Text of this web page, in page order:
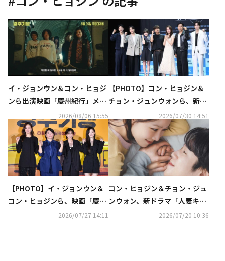
イ・ジョンウン＆コン・ヒョジ
ンら出演映画「慶州紀行」メイ
2026/08/06 15:55
【PHOTO】コン・ヒョジン＆
チョン・ジュンウォンら、新ド
ラマ「人妻キラー」制作発表会
に出席
2026/07/30 14:51
【PHOTO】イ・ジョンウン＆
コン・ヒョジンら、映画「慶州
紀行」制作報告会に出席
2026/07/27 14:11
コン・ヒョジン＆チョン・ジュ
ンウォン、新ドラマ「人妻キラ
ー」甘い雰囲気のポスターが話
2026/07/20 10:36